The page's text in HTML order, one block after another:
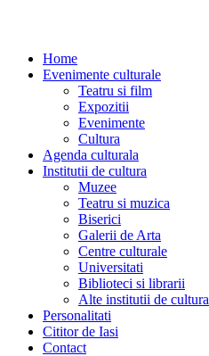
Home
Evenimente culturale
Teatru si film
Expozitii
Evenimente
Cultura
Agenda culturala
Institutii de cultura
Muzee
Teatru si muzica
Biserici
Galerii de Arta
Centre culturale
Universitati
Biblioteci si librarii
Alte institutii de cultura
Personalitati
Cititor de Iasi
Contact